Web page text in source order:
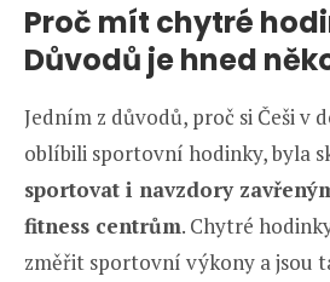
Proč mít chytré
Důvodů je hned
Jedním z důvodů, proč si Češi v
oblíbili sportovní hodinky, byla
sportovat i navzdory
fitness centrům. Chytré
změřit sportovní výkony a jsou